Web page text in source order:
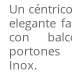
Un
elegante
con
portones
Inox.